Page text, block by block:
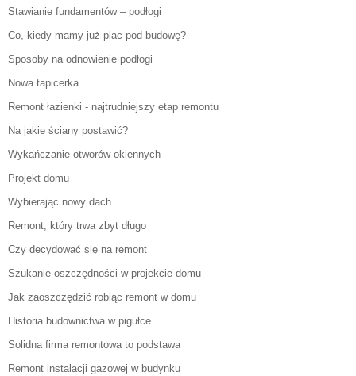
Stawianie fundamentów – podłogi
Co, kiedy mamy już plac pod budowę?
Sposoby na odnowienie podłogi
Nowa tapicerka
Remont łazienki - najtrudniejszy etap remontu
Na jakie ściany postawić?
Wykańczanie otworów okiennych
Projekt domu
Wybierając nowy dach
Remont, który trwa zbyt długo
Czy decydować się na remont
Szukanie oszczędności w projekcie domu
Jak zaoszczędzić robiąc remont w domu
Historia budownictwa w pigułce
Solidna firma remontowa to podstawa
Remont instalacji gazowej w budynku